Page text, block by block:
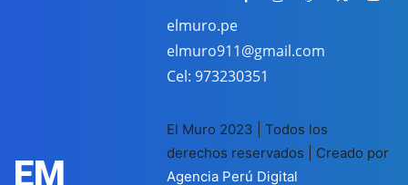
EM
elmuro.pe
elmuro911@gmail.com
Cel: 973230351
El Muro 2023 | Todos los
derechos reservados | Creado por
Agencia Perú Digital